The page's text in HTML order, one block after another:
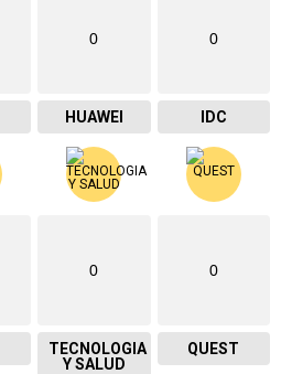
0
HUAWEI
0
IDC
0
TECNOLOGIA
Y SALUD
0
QUEST